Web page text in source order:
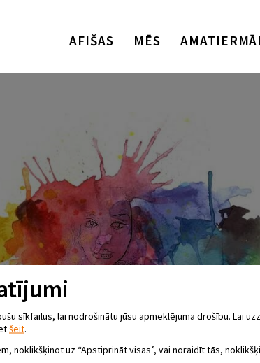
AFIŠAS MĒS
sīkfailus, lai nodrošinātu jūsu apmeklējuma drošību. Lai
šeit.
noklikšķinot uz “Apstiprināt visas”, vai noraidīt tās,